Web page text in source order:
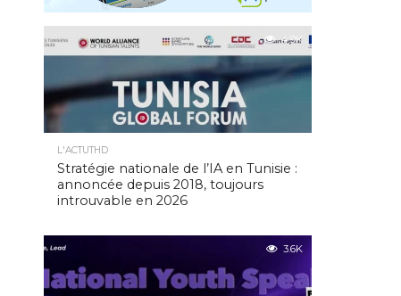
4.9K
L'ACTUTHD
Stratégie nationale de l’IA en Tunisie :
annoncée depuis 2018, toujours
introuvable en 2026
3.6K